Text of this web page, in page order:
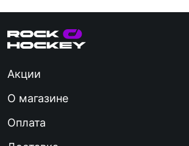
Акции
О магазине
Оплата